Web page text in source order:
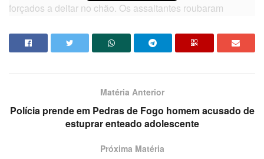
forçados a deitar no chão. Os assaltantes roubaram
vítimas.
Redação
Matéria Anterior
Polícia prende em Pedras de Fogo homem acusado de
estuprar enteado adolescente
Próxima Matéria